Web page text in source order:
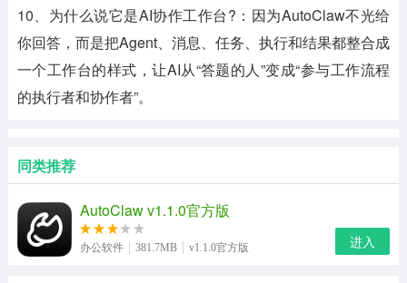
10、为什么说它是AI协作工作台?：因为AutoClaw不光给
你回答，而是把Agent、消息、任务、执行和结果都整合成
一个工作台的样式，让AI从“答题的人”变成“参与工作流程
的执行者和协作者”。
同类推荐
AutoClaw v1.1.0官方版
办公软件 381.7MB v1.1.0官方版 进入